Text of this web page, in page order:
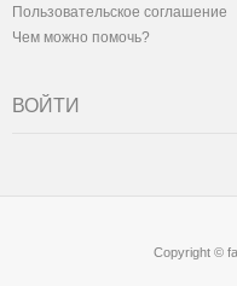
Пользовательское соглашение
Чем можно помочь?
ВОЙТИ
Copyright ©